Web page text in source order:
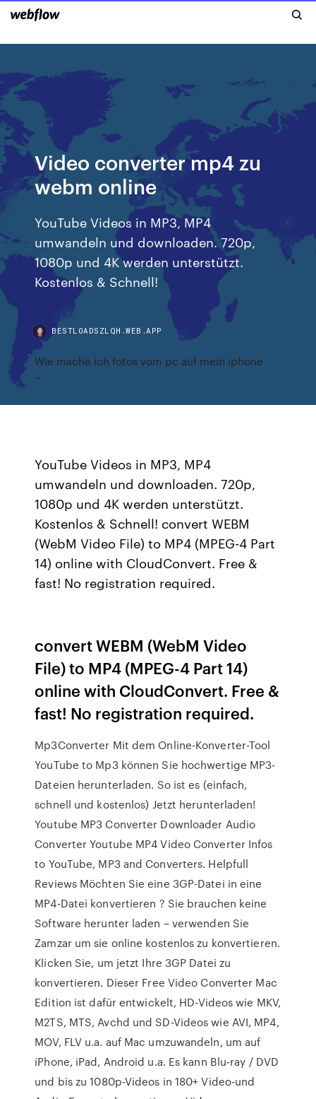
Video converter mp4 zu
webm online
YouTube Videos in MP3, MP4
umwandeln und downloaden. 720p,
1080p und 4K werden unterstützt.
Kostenlos & Schnell!
BESTLOADSZLQH.WEB.APP
Wie mache ich fotos vom pc auf mein iphone
YouTube Videos in MP3, MP4
umwandeln und downloaden. 720p,
1080p und 4K werden unterstützt.
Kostenlos & Schnell! convert WEBM
(WebM Video File) to MP4 (MPEG-4 Part
14) online with CloudConvert. Free &
fast! No registration required.
convert WEBM (WebM Video
File) to MP4 (MPEG-4 Part 14)
online with CloudConvert. Free &
fast! No registration required.
Mp3Converter Mit dem Online-Konverter-Tool
YouTube to Mp3 können Sie hochwertige MP3-
Dateien herunterladen. So ist es (einfach,
schnell und kostenlos) Jetzt herunterladen!
Youtube MP3 Converter Downloader Audio
Converter Youtube MP4 Video Converter Infos
to YouTube, MP3 and Converters. Helpfull
Reviews Möchten Sie eine 3GP-Datei in eine
MP4-Datei konvertieren ? Sie brauchen keine
Software herunter laden – verwenden Sie
Zamzar um sie online kostenlos zu konvertieren.
Klicken Sie, um jetzt Ihre 3GP Datei zu
konvertieren. Dieser Free Video Converter Mac
Edition ist dafür entwickelt, HD-Videos wie MKV,
M2TS, MTS, Avchd und SD-Videos wie AVI, MP4,
MOV, FLV u.a. auf Mac umzuwandeln, um auf
iPhone, iPad, Android u.a. Es kann Blu-ray / DVD
und bis zu 1080p-Videos in 180+ Video-und